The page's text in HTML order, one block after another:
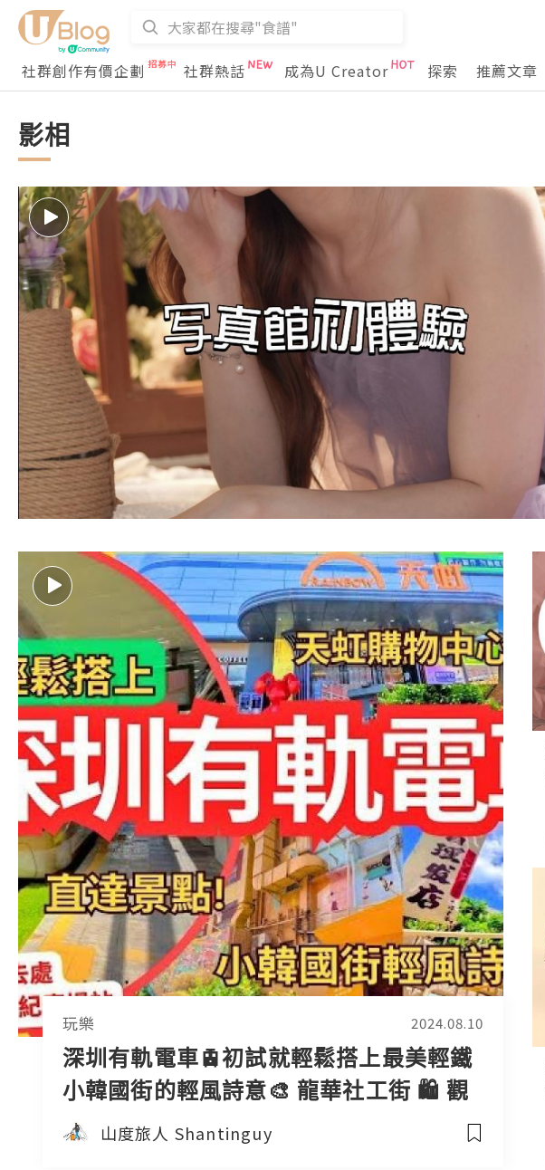
社群創作有價企劃
社群熱話 成為U Creator 探索 推薦文章
影相
玩樂 2024.08.10
深圳有軌電車🚊初試就輕鬆搭上最美輕鐵
小韓國街的輕風詩意🎨 龍華社工街 🛍️ 觀
瀾天虹購物中心 格瀾郡商業街 世紀廣場
山度旅人 Shantinguy